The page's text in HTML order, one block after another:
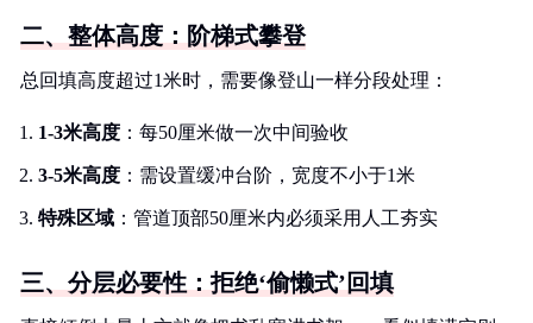
二、整体高度：阶梯式攀登
总回填高度超过1米时，需要像登山一样分段处理：
1-3米高度 ：每50厘米做一次中间验收
3-5米高度 ：需设置缓冲台阶，宽度不小于1米
特殊区域 ：管道顶部50厘米内必须采用人工夯实
三、分层必要性：拒绝‘偷懒式’回填